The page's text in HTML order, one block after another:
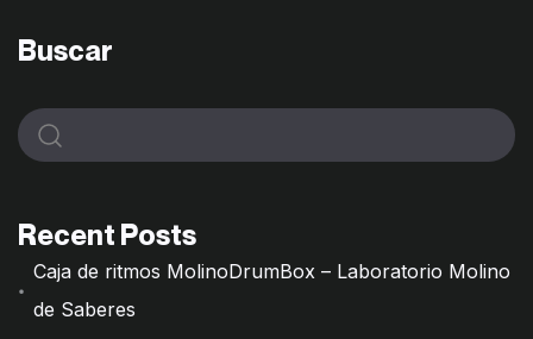
Buscar
Recent Posts
Caja de ritmos MolinoDrumBox – Laboratorio Molino
de Saberes